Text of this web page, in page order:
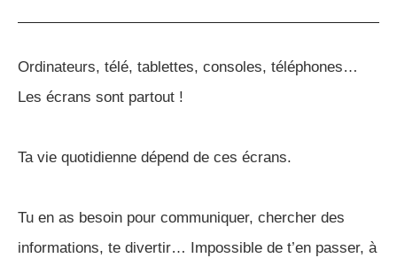
Ordinateurs, télé, tablettes, consoles, téléphones…
Les écrans sont partout !
Ta vie quotidienne dépend de ces écrans.
Tu en as besoin pour communiquer, chercher des
informations, te divertir… Impossible de t’en passer, à